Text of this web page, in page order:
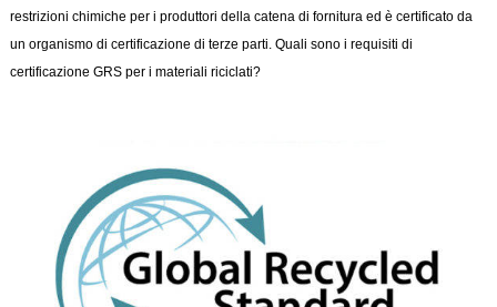
restrizioni chimiche per i produttori della catena di fornitura ed è certificato da
un organismo di certificazione di terze parti. Quali sono i requisiti di
certificazione GRS per i materiali riciclati?